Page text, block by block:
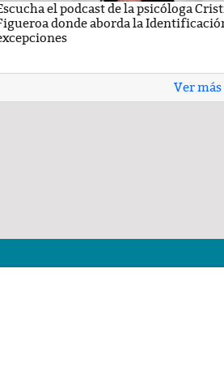
el podcast de la psicóloga
donde aborda la
Ver